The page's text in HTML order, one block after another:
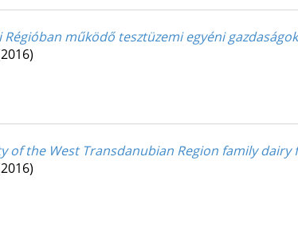
működő tesztüzemi egyéni
the West Transdanubian Region family dairy